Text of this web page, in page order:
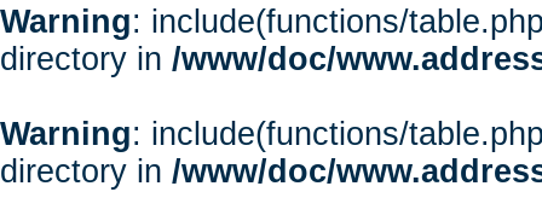
Warning: include(functions/
directory in /www/doc/
Warning: include(functions/
directory in /www/doc/